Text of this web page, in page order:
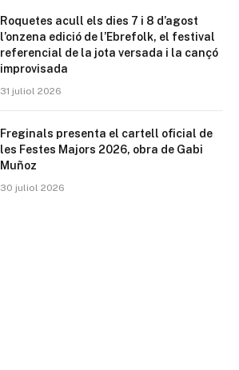
Roquetes acull els dies 7 i 8 d’agost
l’onzena edició de l’Ebrefolk, el festival
referencial de la jota versada i la cançó
improvisada
31 juliol 2026
Freginals presenta el cartell oficial de
les Festes Majors 2026, obra de Gabi
Muñoz
30 juliol 2026